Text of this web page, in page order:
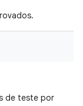
de teste por